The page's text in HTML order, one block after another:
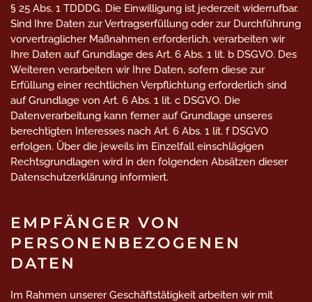
§ 25 Abs. 1 TDDDG. Die Einwilligung ist jederzeit widerrufbar.
Sind Ihre Daten zur Vertragserfüllung oder zur Durchführung
vorvertraglicher Maßnahmen erforderlich, verarbeiten wir
Ihre Daten auf Grundlage des Art. 6 Abs. 1 lit. b DSGVO. Des
Weiteren verarbeiten wir Ihre Daten, sofern diese zur
Erfüllung einer rechtlichen Verpflichtung erforderlich sind
auf Grundlage von Art. 6 Abs. 1 lit. c DSGVO. Die
Datenverarbeitung kann ferner auf Grundlage unseres
berechtigten Interesses nach Art. 6 Abs. 1 lit. f DSGVO
erfolgen. Über die jeweils im Einzelfall einschlägigen
Rechtsgrundlagen wird in den folgenden Absätzen dieser
Datenschutzerklärung informiert.
EMPFÄNGER VON
PERSONENBEZOGENEN
DATEN
Im Rahmen unserer Geschäftstätigkeit arbeiten wir mit